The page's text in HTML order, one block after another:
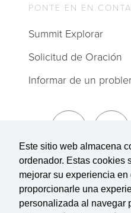
Este sitio web almacena
ordenador. Estas cookies
mejorar su experiencia
proporcionarle una
personalizada al navegar
Suscríbete
PONTE EN EN
Summit Explorar
Solicitud de Oración
Informar de un